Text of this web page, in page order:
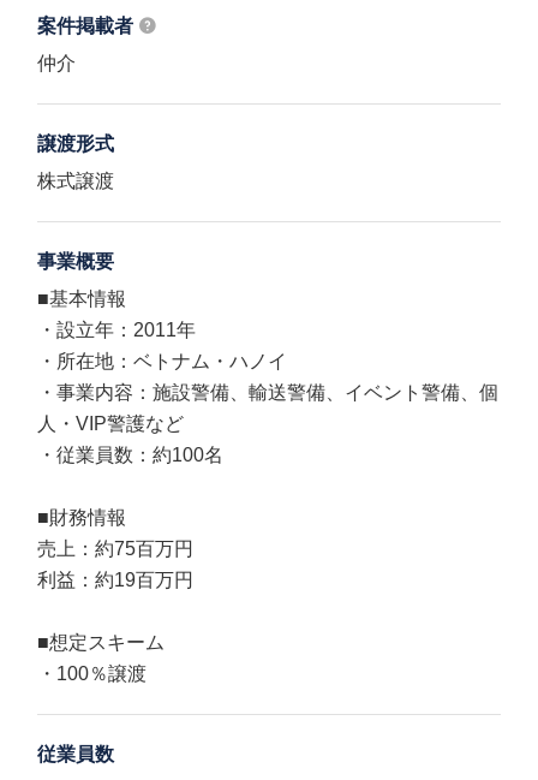
案件掲載者
仲介
譲渡形式
株式譲渡
事業概要
■基本情報
・設立年：2011年
・所在地：ベトナム・ハノイ
・事業内容：施設警備、輸送警備、イベント警備、個
人・VIP警護など
・従業員数：約100名
■財務情報
売上：約75百万円
利益：約19百万円
■想定スキーム
・100％譲渡
従業員数